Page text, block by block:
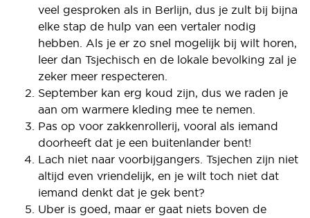
veel gesproken als in Berlijn, dus je zult bij bijna
elke stap de hulp van een vertaler nodig
hebben. Als je er zo snel mogelijk bij wilt horen,
leer dan Tsjechisch en de lokale bevolking zal je
zeker meer respecteren.
September kan erg koud zijn, dus we raden je
aan om warmere kleding mee te nemen.
Pas op voor zakkenrollerij, vooral als iemand
doorheeft dat je een buitenlander bent!
Lach niet naar voorbijgangers. Tsjechen zijn niet
altijd even vriendelijk, en je wilt toch niet dat
iemand denkt dat je gek bent?
Uber is goed, maar er gaat niets boven de